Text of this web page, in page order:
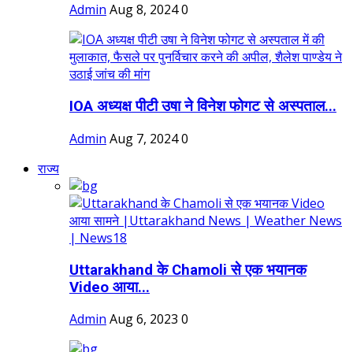
Admin Aug 8, 20240
IOA अध्यक्ष पीटी उषा ने विनेश फोगट से अस्पताल...
Admin Aug 7, 20240
राज्य
Uttarakhand के Chamoli से एक भयानक
Video आया...
Admin Aug 6, 2023 0